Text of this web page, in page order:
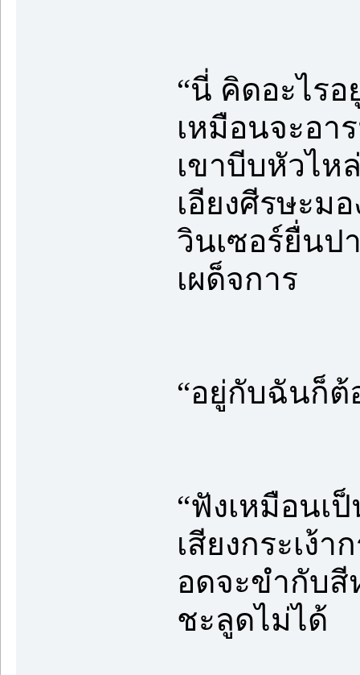
“นี่ คิดอะไรอ
เหมือนจะอา
เขาบีบหัวไห
เอียงศีรษะม
วินเซอร์ยื่นป
เผด็จการ
“อยู่กับฉันก็ต้
“ฟังเหมือนเ
เสียงกระเง้
อดจะขำกับสี
ชะลูดไม่ได้